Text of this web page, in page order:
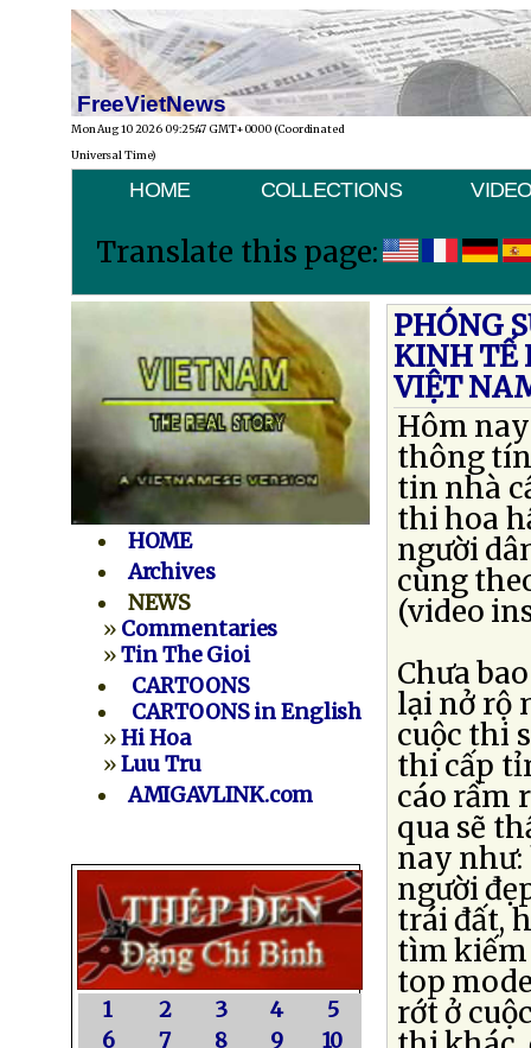
FreeVietNews
Mon Aug 10 2026 09:25:47 GMT+0000 (Coordinated
Universal Time)
HOME COLLECTIONS
Translate this page:
HOME
Archives
NEWS
» Commentaries
»Tin The Gioi
CARTOONS
CARTOONS in English
»Hi Hoa
»Luu Tru
AMIGAVLINK.com
1 2 3 4
5
6
7 8 9
10
PHÓNG
KINH TẾ
VIỆT
Hôm
thông tín
tin nhà
thi hoa
người
cùng
(video
Chưa
lại nở rộ
cuộc thi
thi cấp
cáo rầm
qua sẽ
nay như:
người
trái đất,
tìm kiếm
top
rớt ở